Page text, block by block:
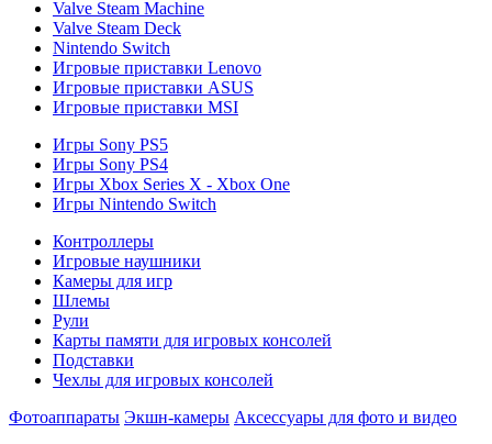
Valve Steam Machine
Valve Steam Deck
Nintendo Switch
Игровые приставки Lenovo
Игровые приставки ASUS
Игровые приставки MSI
Игры Sony PS5
Игры Sony PS4
Игры Xbox Series X - Xbox One
Игры Nintendo Switch
Контроллеры
Игровые наушники
Камеры для игр
Шлемы
Рули
Карты памяти для игровых консолей
Подставки
Чехлы для игровых консолей
Фотоаппараты Экшн-камеры Аксессуары для фото и видео